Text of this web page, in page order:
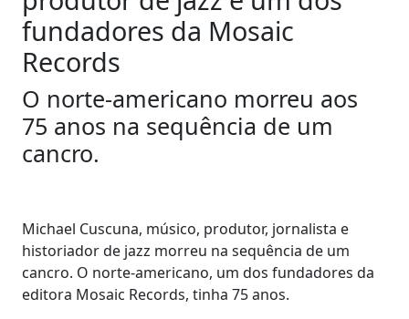
fundadores da Mosaic
Records
O norte-americano morreu aos
75 anos na sequência de um
cancro.
Michael Cuscuna, músico, produtor, jornalista e
historiador de jazz morreu na sequência de um
cancro. O norte-americano, um dos fundadores da
editora Mosaic Records, tinha 75 anos.